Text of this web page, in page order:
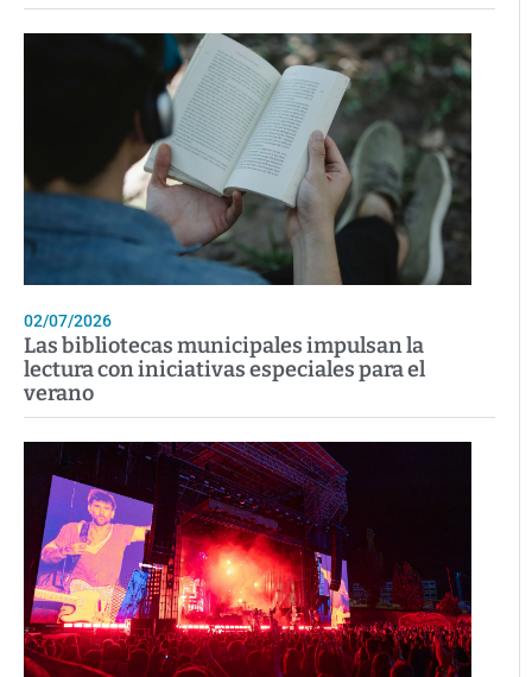
02/07/2026
Las bibliotecas municipales impulsan la
lectura con iniciativas especiales para el
verano